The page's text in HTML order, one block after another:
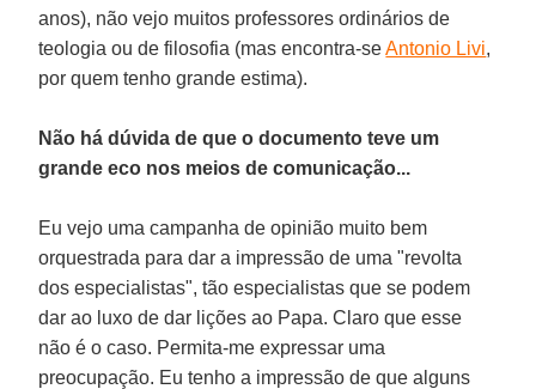
anos), não vejo muitos professores ordinários de
teologia ou de filosofia (mas encontra-seAntonio Livi,
por quem tenho grande estima).
Não há dúvida de que o documento teve um
grande eco nos meios de comunicação...
Eu vejo uma campanha de opinião muito bem
orquestrada para dar a impressão de uma "revolta
dos especialistas", tão especialistas que se podem
dar ao luxo de dar lições ao Papa. Claro que esse
não é o caso. Permita-me expressar uma
preocupação. Eu tenho a impressão de que alguns